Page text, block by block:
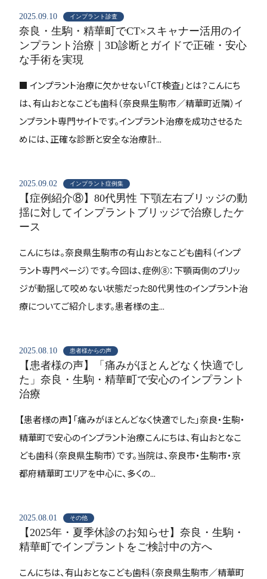
2025.09.10 インプラント診査
奈良・生駒・精華町でCT×スキャナー活用のイ
ンプラント治療｜3D診断とガイドで正確・安心
な手術を実現
■ インプラント治療に欠かせない「CT検査」とは？こんにち
は、有山おとなこども歯科（奈良県生駒市／精華町近隣）イ
ンプラント専門サイトです。インプラント治療を成功させるた
めには、正確な診断と安全な治療計...
2025.09.02 インプラント症例集
【症例紹介⑧】80代男性 下顎左右ブリッジの動
揺に対してインプラントブリッジで治療したケ
ース
こんにちは。奈良県生駒市の有山おとなこども歯科（インプ
ラント専門ページ）です。今回は、症例⑧：下顎両側のブリッ
ジが動揺して咬めない状態だった80代男性のインプラント治
療についてご紹介します。患者様の主...
2025.08.10 患者様からの声
【患者様の声】「痛みがほとんどなく快適でし
た」奈良・生駒・精華町で安心のインプラント
治療
【患者様の声】「痛みがほとんどなく快適でした」奈良・生駒・
精華町で安心のインプラント治療こんにちは、有山おとなこ
ども歯科（奈良県生駒市）です。当院は、奈良市・生駒市・京
都府精華町エリアを中心に、多くの...
2025.08.01 その他
【2025年・夏季休診のお知らせ】奈良・生駒・
精華町でインプラントをご検討中の方へ
こんにちは、有山おとなこども歯科（奈良県生駒市／精華町